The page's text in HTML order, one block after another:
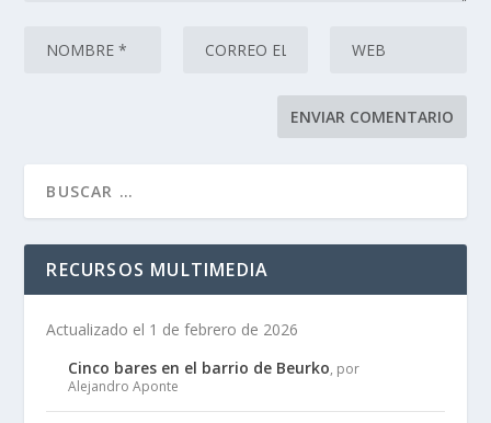
RECURSOS MULTIMEDIA
Actualizado el 1 de febrero de 2026
Cinco bares en el barrio de Beurko, por
Alejandro Aponte